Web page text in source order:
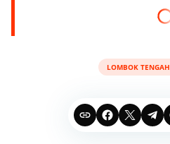
LOMBOK TENGAH